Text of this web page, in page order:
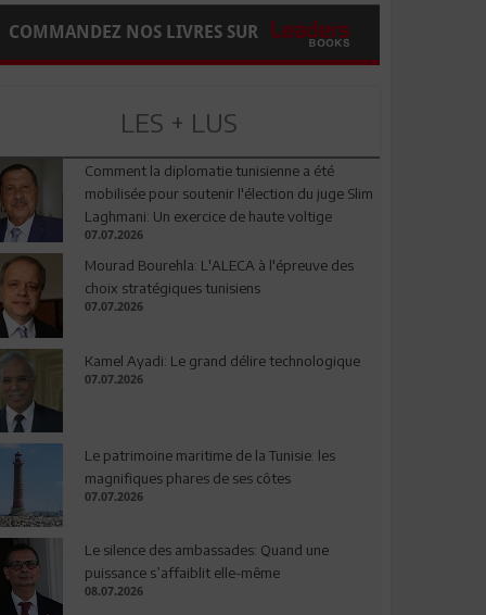
COMMANDEZ NOS LIVRES SUR
LES + LUS
Comment la diplomatie tunisienne a été
mobilisée pour soutenir l'élection du juge Slim
Laghmani: Un exercice de haute voltige
07.07.2026
Mourad Bourehla: L'ALECA à l'épreuve des
choix stratégiques tunisiens
07.07.2026
Kamel Ayadi: Le grand délire technologique
07.07.2026
Le patrimoine maritime de la Tunisie: les
magnifiques phares de ses côtes
07.07.2026
Le silence des ambassades: Quand une
puissance s’affaiblit elle-même
08.07.2026